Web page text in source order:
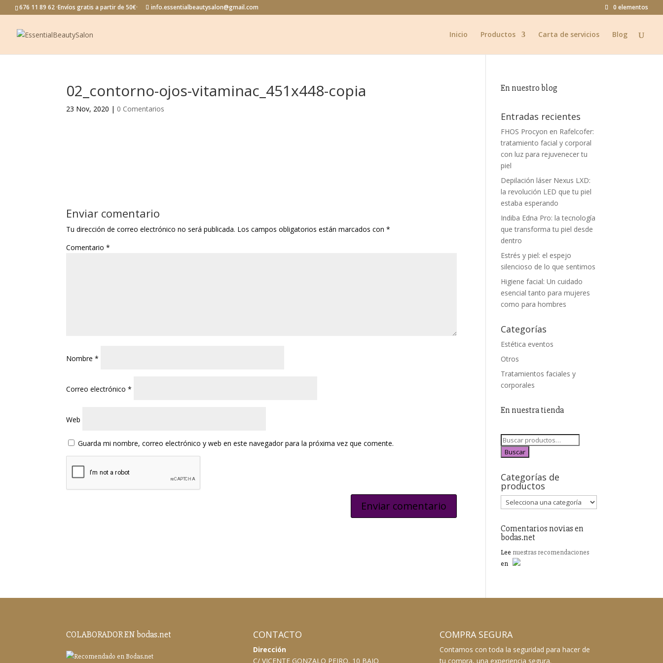
676 11 89 62 ·Envíos gratis a partir de 50€· info.essentialbeautysalon@gmail.com 0 elementos
Inicio Productos Carta de servicios Blog
02_contorno-ojos-vitaminac_451x448-copia
23 Nov, 2020 | 0 Comentarios
Enviar comentario
Tu dirección de correo electrónico no será publicada. Los campos obligatorios están marcados con*
Comentario*
Nombre*
Correo electrónico*
Web
Guarda mi nombre, correo electrónico y web en este navegador para la próxima vez que comente.
En nuestro blog
Entradas recientes
FHOS Procyon en Rafelcofer:
tratamiento facial y corporal
con luz para rejuvenecer tu
piel
Depilación láser Nexus LXD:
la revolución LED que tu piel
estaba esperando
Indiba Edna Pro: la tecnología
que transforma tu piel desde
dentro
Estrés y piel: el espejo
silencioso de lo que sentimos
Higiene facial: Un cuidado
esencial tanto para mujeres
como para hombres
Categorías
Estética eventos
Otros
Tratamientos faciales y
corporales
En nuestra tienda
Buscar
Categorías de
productos
Comentarios novias en
bodas.net
Lee nuestras recomendaciones
en
COLABORADOR EN bodas.net CONTACTO
Dirección
C/ VICENTE GONZALO PEIRO, 10 BAJO
COMPRA SEGURA
Contamos con toda la seguridad para hacer de
tu compra, una experiencia segura.